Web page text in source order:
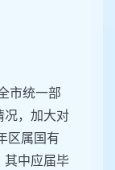
市统一部
况，加大对
区属国有
其中应届毕